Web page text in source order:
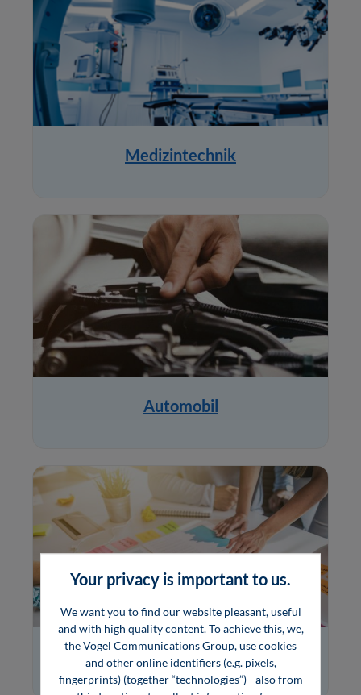
Medizintechnik
Automobil
Marketing
Your privacy is important to us.
We want you to find our website pleasant, useful
and with high quality content. To achieve this, we,
the Vogel Communications Group, use cookies
and other online identifiers (e.g. pixels,
fingerprints) (together “technologies”) - also from